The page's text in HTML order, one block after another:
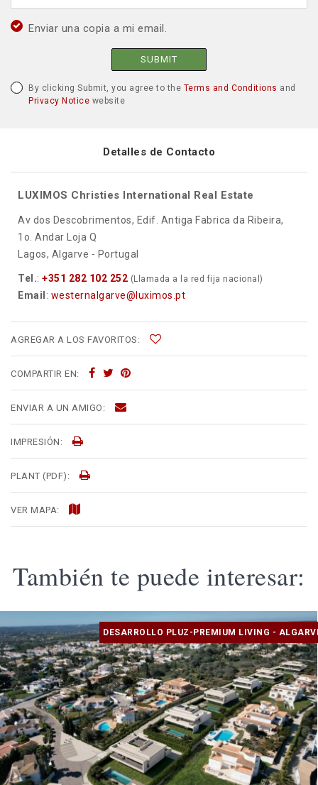
Enviar una copia a mi email.
SUBMIT
By clicking Submit, you agree to the Terms and Conditions and
Privacy Notice website
Detalles de Contacto
LUXIMOS Christies International Real Estate
Av dos Descobrimentos, Edif. Antiga Fabrica da Ribeira,
1o. Andar Loja Q
Lagos, Algarve - Portugal
Tel.: +351 282 102 252 (Llamada a la red fija nacional)
Email : westernalgarve@luximos.pt
AGREGAR A LOS FAVORITOS:
COMPARTIR EN:
ENVIAR A UN AMIGO:
IMPRESIÓN:
PLANT (PDF):
VER MAPA:
También te puede interesar:
DESARROLLO PLUZ-PREMIUM LIVING -